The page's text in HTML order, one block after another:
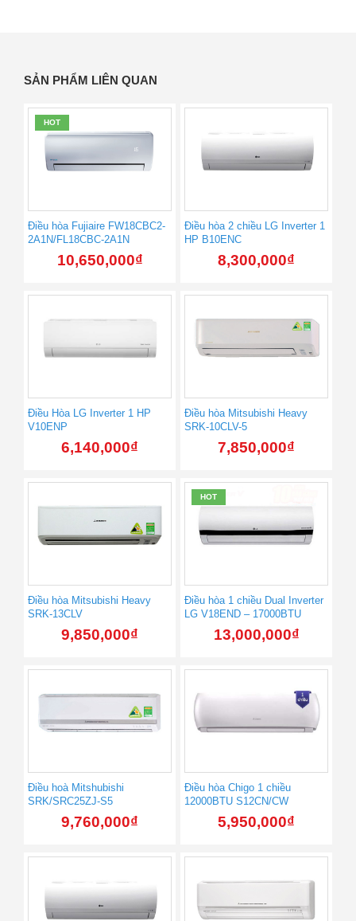
SẢN PHẨM LIÊN QUAN
HOT
Điều hòa Fujiaire FW18CBC2-
2A1N/FL18CBC-2A1N
10,650,000₫
Điều hòa 2 chiều LG Inverter 1
HP B10ENC
8,300,000₫
Điều Hòa LG Inverter 1 HP
V10ENP
6,140,000₫
Điều hòa Mitsubishi Heavy
SRK-10CLV-5
7,850,000₫
Điều hòa Mitsubishi Heavy
SRK-13CLV
9,850,000₫
HOT
Điều hòa 1 chiều Dual Inverter
LG V18END – 17000BTU
13,000,000₫
Điều hoà Mitshubishi
SRK/SRC25ZJ-S5
9,760,000₫
Điều hòa Chigo 1 chiều
12000BTU S12CN/CW
5,950,000₫